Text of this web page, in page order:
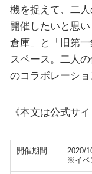
機を捉えて、二
開催したいと思
倉庫」と「旧第
スペース。二人
のコラボレーショ
《本文は公式サ
開催期間
2020/
※イベ